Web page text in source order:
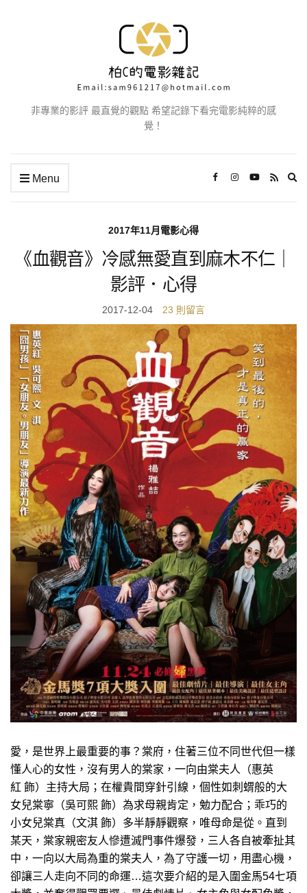
非專業的影評 最直覺的觀點 希望記錄下看完電影純粹的感
覺！
Menu
2017年11月電影心得
《血觀音》冷感無愛直到麻木不仁｜
影評．心得
2017-12-04 23 則留言
愛，是世界上最重要的事？棠府，住著三位不同世代但一樣
懂人心的女性，沒有男人的棠家，一向由棠夫人（惠英
紅 飾）主持大局；在權貴間穿針引線，個性如刺蝟般的大
女兒棠寧（吳可熙 飾）為求母親肯定，勉力配合；乖巧的
小女兒棠真（文淇 飾）多半靜靜觀察，唯母命是從。直到
某天，棠家親密友人慘遭滅門事件爆發，三人各自被牽扯其
中，一向以大局為重的棠夫人，為了守護一切，用盡心機，
卻讓三人走向不同的命運…這次要介紹的是入圍金馬54七項